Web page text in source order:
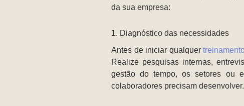
da sua empresa:
1. Diagnóstico das necessidades
Antes de iniciar qualquer
Realize pesquisas internas,
gestão do tempo, os setores ou
colaboradores precisam desenvolver.